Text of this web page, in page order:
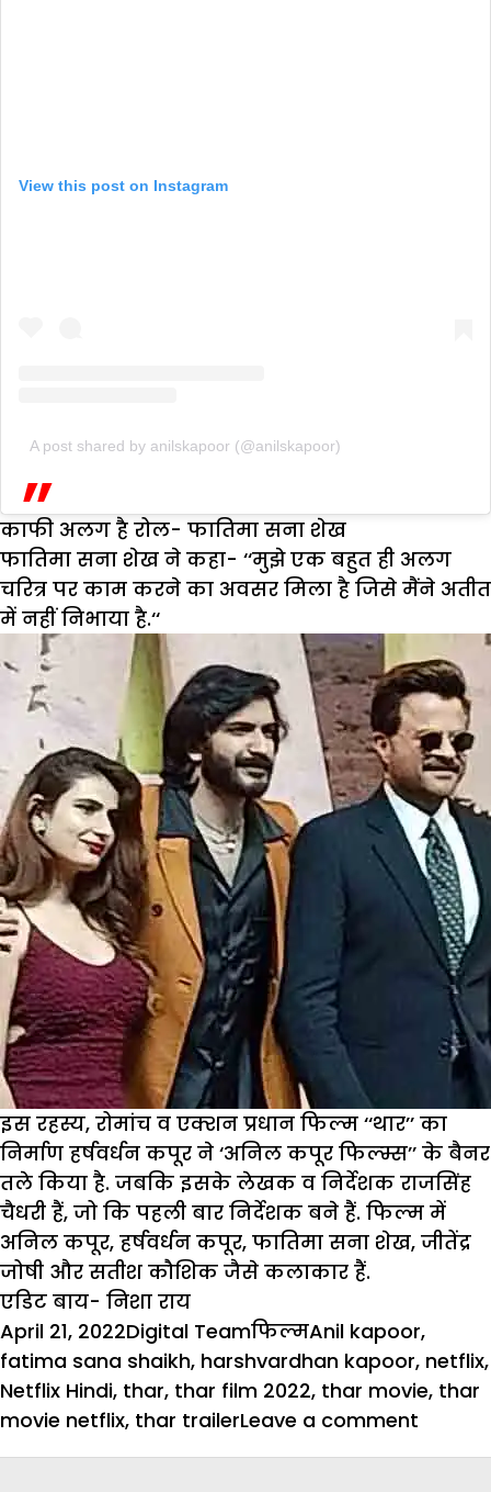
View this post on Instagram
A post shared by anilskapoor (@anilskapoor)
काफी अलग है रोल- फातिमा सना शेख
फातिमा सना शेख ने कहा- ‘‘मुझे एक बहुत ही अलग
चरित्र पर काम करने का अवसर मिला है जिसे मैंने अतीत
में नहीं निभाया है.‘‘
इस रहस्य, रोमांच व एक्शन प्रधान फिल्म ‘‘थार’’ का
निर्माण हर्षवर्धन कपूर ने ‘अनिल कपूर फिल्म्स’’ के बैनर
तले किया है. जबकि इसके लेखक व निर्देशक राजसिंह
चैधरी हैं, जो कि पहली बार निर्देशक बने हैं. फिल्म में
अनिल कपूर, हर्षवर्धन कपूर, फातिमा सना शेख, जीतेंद्र
जोषी और सतीश कौशिक जैसे कलाकार हैं.
एडिट बाय- निशा राय
Posted
on
April 21, 2022Author
Digital TeamCategories
फिल्मTags
Anil kapoor,
fatima sana shaikh, harshvardhan kapoor, netflix,
Netflix Hindi, thar, thar film 2022, thar movie, thar
movie netflix, thar trailerLeave a comment